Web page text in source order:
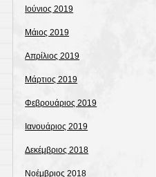
Ιούνιος 2019
Μάιος 2019
Απρίλιος 2019
Μάρτιος 2019
Φεβρουάριος 2019
Ιανουάριος 2019
Δεκέμβριος 2018
Νοέμβριος 2018